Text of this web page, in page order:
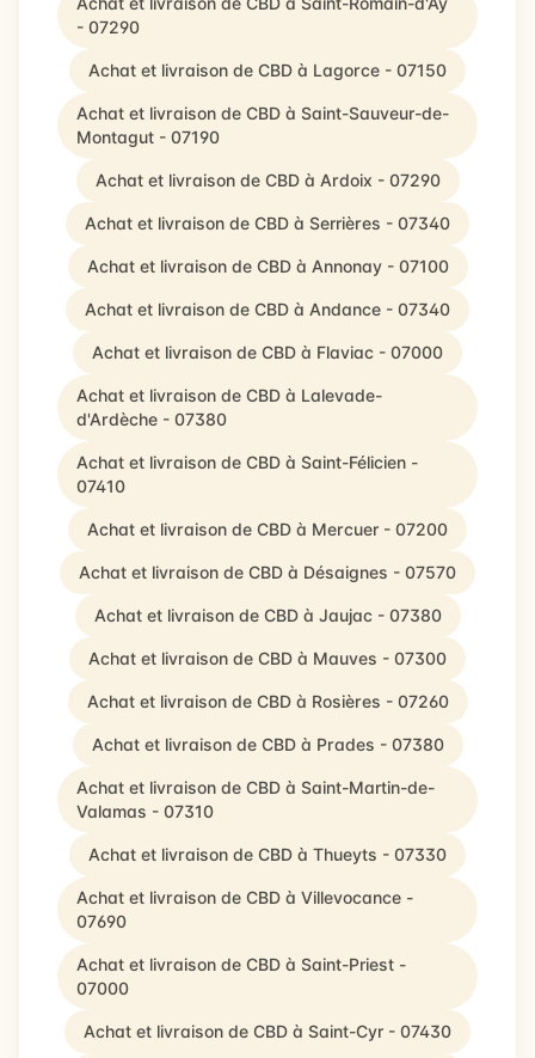
- 07290
Achat et livraison de CBD à Lagorce - 07150
Achat et livraison de CBD à Saint-Sauveur-de-
Montagut - 07190
Achat et livraison de CBD à Ardoix - 07290
Achat et livraison de CBD à Serrières - 07340
Achat et livraison de CBD à Annonay - 07100
Achat et livraison de CBD à Andance - 07340
Achat et livraison de CBD à Flaviac - 07000
Achat et livraison de CBD à Lalevade-
d'Ardèche - 07380
Achat et livraison de CBD à Saint-Félicien -
07410
Achat et livraison de CBD à Mercuer - 07200
Achat et livraison de CBD à Désaignes - 07570
Achat et livraison de CBD à Jaujac - 07380
Achat et livraison de CBD à Mauves - 07300
Achat et livraison de CBD à Rosières - 07260
Achat et livraison de CBD à Prades - 07380
Achat et livraison de CBD à Saint-Martin-de-
Valamas - 07310
Achat et livraison de CBD à Thueyts - 07330
Achat et livraison de CBD à Villevocance -
07690
Achat et livraison de CBD à Saint-Priest -
07000
Achat et livraison de CBD à Saint-Cyr - 07430